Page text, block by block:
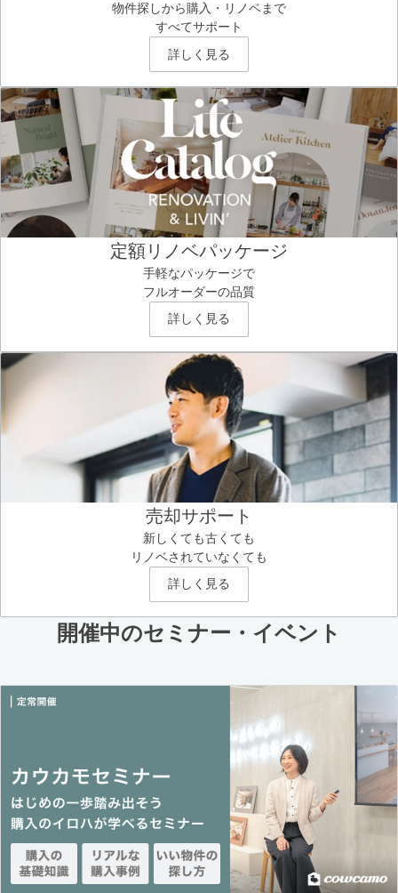
物件探しから購入・リノベまで
すべてサポート
詳しく見る
定額リノベパッケージ
手軽なパッケージで
フルオーダーの品質
詳しく見る
売却サポート
新しくても古くても
リノベされていなくても
詳しく見る
開催中のセミナー・イベント